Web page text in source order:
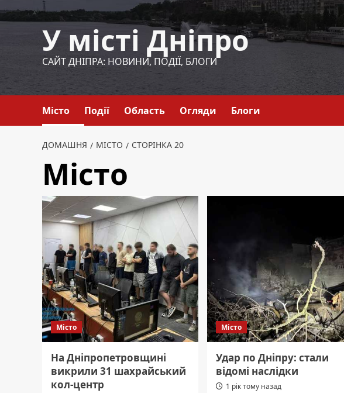
до
У місті Дніпро
САЙТ ДНІПРА: НОВИНИ, ПОДІЇ, БЛОГИ
Місто Події Область Огляди Блоги
ДОМАШНЯ МІСТО СТОРІНКА 20
Місто
Місто
На Дніпропетровщині
викрили 31 шахрайський
кол-центр
Місто
Удар по Дніпру: стали
відомі наслідки
1 рік тому назад